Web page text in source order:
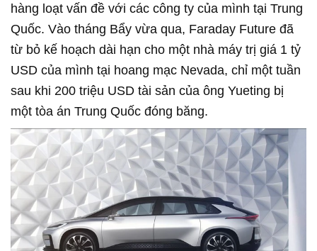
hàng loạt vấn đề với các công ty của mình tại Trung
Quốc. Vào tháng Bẩy vừa qua, Faraday Future đã
từ bỏ kế hoạch dài hạn cho một nhà máy trị giá 1 tỷ
USD của mình tại hoang mạc Nevada, chỉ một tuần
sau khi 200 triệu USD tài sản của ông Yueting bị
một tòa án Trung Quốc đóng băng.